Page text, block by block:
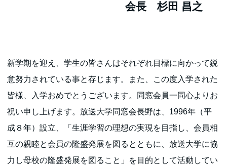
会長 杉田 昌之
新学期を迎え、学生の皆さんはそれぞれ目標に向かって鋭
意努力されている事と存じます。また、この度入学された
皆様、入学おめでとうございます。同窓会員一同心よりお
祝い申し上げます。放送大学同窓会長野は、1996年（平
成８年）設立、「生涯学習の理想の実現を目指し、会員相
互の親睦と会員の隆盛発展を図るとともに、放送大学に協
力し母校の隆盛発展を図ること」を目的として活動してい